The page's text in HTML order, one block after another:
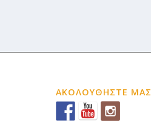
ΑΚΟΛΟΥΘΗΣΤΕ ΜΑΣ